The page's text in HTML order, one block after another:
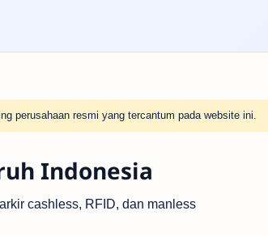
perusahaan resmi yang tercantum pada website ini.
Indonesia
cashless, RFID, dan manless